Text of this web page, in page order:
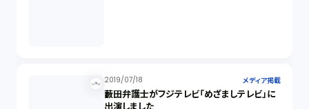
2019/07/18 メディア掲載
藪田弁護士がフジテレビ「めざましテレビ」に
出演しました